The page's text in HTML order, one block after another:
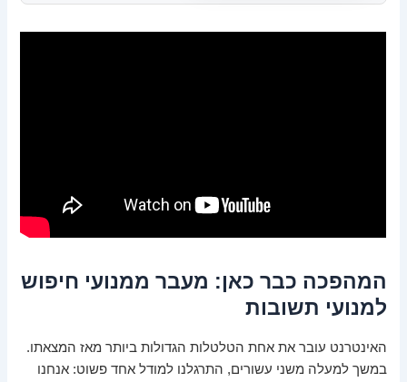
המהפכה כבר כאן: מעבר ממנועי חיפוש
למנועי תשובות
האינטרנט עובר את אחת הטלטלות הגדולות ביותר מאז המצאתו.
במשך למעלה משני עשורים, התרגלנו למודל אחד פשוט: אנחנו